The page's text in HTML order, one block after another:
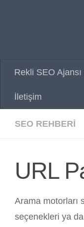
Rekli SEO Ajansı
İletişim
SEO REHBERI
URL
Arama motorları
seçenekleri ya